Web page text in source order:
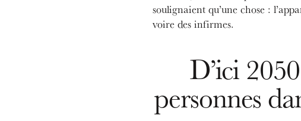
soulignaient qu’une chose :
voire des infirmes.
D’ici
personnes